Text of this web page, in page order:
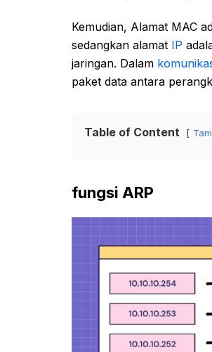
Kemudian, Alamat MAC
sedangkan alamat IP
jaringan. Dalam
paket data antara
Table of Content
fungsi ARP